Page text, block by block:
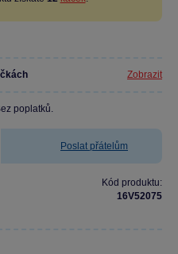
Zobrazit
poplatků.
Poslat přátelům
Kód produktu:
16V52075